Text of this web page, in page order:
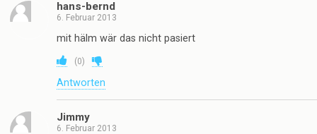
hans-bernd
6. Februar 2013
mit hälm wär das nicht pasiert
(0)
Antworten
Jimmy
6. Februar 2013